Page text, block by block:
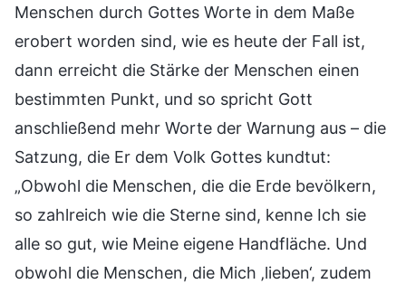
Menschen durch Gottes Worte in dem Maße
erobert worden sind, wie es heute der Fall ist,
dann erreicht die Stärke der Menschen einen
bestimmten Punkt, und so spricht Gott
anschließend mehr Worte der Warnung aus – die
Satzung, die Er dem Volk Gottes kundtut:
„Obwohl die Menschen, die die Erde bevölkern,
so zahlreich wie die Sterne sind, kenne Ich sie
alle so gut, wie Meine eigene Handfläche. Und
obwohl die Menschen, die Mich ‚lieben‘, zudem